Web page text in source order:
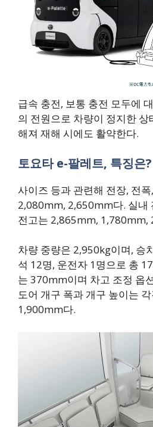
급속 충전, 보통 충전 모두에
의 전원으로 차량이 정지한
해져 재해 시에도 활약한다.
토요타 e-팔레트, 특징은?
사이즈 등과 관련해 전장, 전
2,080mm, 2,650mm다. 실내
전고는 2,865mm, 1,780mm,
차량 중량은 2,950kg이며, 승
석 12명, 운전자 1명으로 총
는 370mm이며 차고 조정 옵
도어 개구 폭과 개구 높이는
1,900mm다.